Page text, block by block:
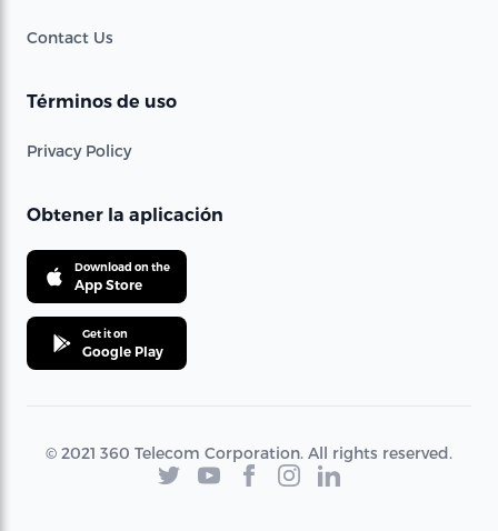
Contact Us
Términos de uso
Privacy Policy
Obtener la aplicación
Download on the
App Store
Get it on
Google Play
© 2021 360 Telecom Corporation. All rights reserved.